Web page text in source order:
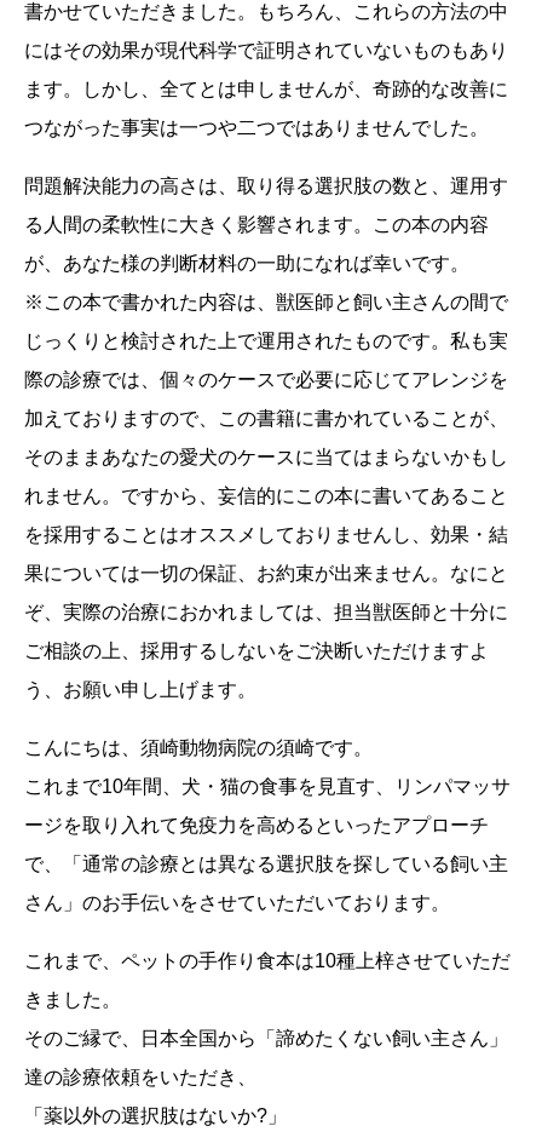
書かせていただきました。もちろん、これらの方法の中
にはその効果が現代科学で証明されていないものもあり
ます。しかし、全てとは申しませんが、奇跡的な改善に
つながった事実は一つや二つではありませんでした。
問題解決能力の高さは、取り得る選択肢の数と、運用す
る人間の柔軟性に大きく影響されます。この本の内容
が、あなた様の判断材料の一助になれば幸いです。
※この本で書かれた内容は、獣医師と飼い主さんの間で
じっくりと検討された上で運用されたものです。私も実
際の診療では、個々のケースで必要に応じてアレンジを
加えておりますので、この書籍に書かれていることが、
そのままあなたの愛犬のケースに当てはまらないかもし
れません。ですから、妄信的にこの本に書いてあること
を採用することはオススメしておりませんし、効果・結
果については一切の保証、お約束が出来ません。なにと
ぞ、実際の治療におかれましては、担当獣医師と十分に
ご相談の上、採用するしないをご決断いただけますよ
う、お願い申し上げます。
こんにちは、須崎動物病院の須崎です。
これまで10年間、犬・猫の食事を見直す、リンパマッサ
ージを取り入れて免疫力を高めるといったアプローチ
で、「通常の診療とは異なる選択肢を探している飼い主
さん」のお手伝いをさせていただいております。
これまで、ペットの手作り食本は10種上梓させていただ
きました。
そのご縁で、日本全国から「諦めたくない飼い主さん」
達の診療依頼をいただき、
「薬以外の選択肢はないか?」